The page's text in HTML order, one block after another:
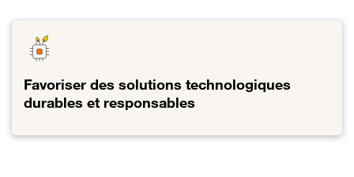
Favoriser des solutions technologiques
durables et responsables